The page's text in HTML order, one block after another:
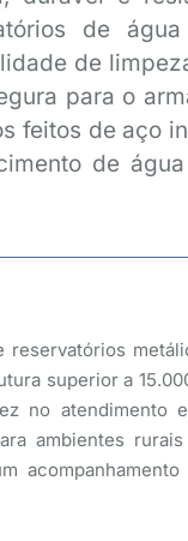
de
de
para o
feitos de aço
de
superior a
no atendimento
ambientes